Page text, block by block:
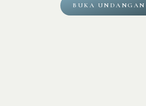
BUKA UNDANGAN